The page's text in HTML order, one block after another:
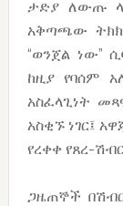
ታድያ ለውጡ
አቅጣጫው
“ወንጀል ነው”
ከዚያ የባሰም
አስፈላጊነት
አስቂኙ ነገር፤
የረቀቀ የጸረ-
ጋዜጠኞች